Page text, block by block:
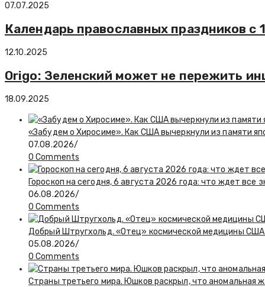
07.07.2025
Календарь православных праздников
12.10.2025
Origo: Зеленский может не пережить
18.09.2025
«Забудем о Хиросиме». Как США вычеркнули из памяти
07.08.2026/
0 Comments
Гороскоп на сегодня, 6 августа 2026 года: что ждет все
06.08.2026/
0 Comments
Добрый Штругхольд. «Отец» космической медицины
05.08.2026/
0 Comments
Страны третьего мира. Юшков раскрыл, что аномальная